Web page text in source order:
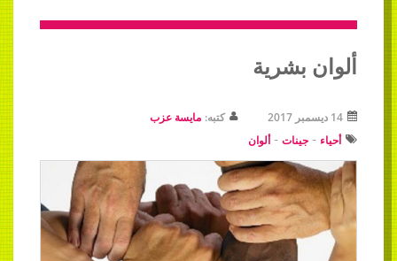
ألوان بشرية
14 ديسمبر 2017 كتبه: مايسة عزب
أحياء - جينات -ألوان